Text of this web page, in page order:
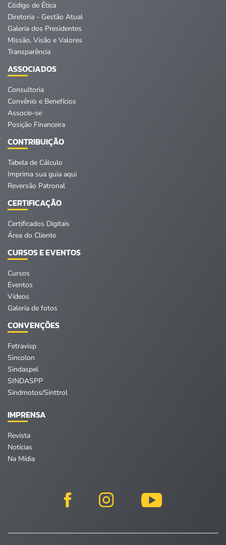
Código de Ética
Diretoria - Gestão Atual
Galeria dos Presidentes
Missão, Visão e Valores
Transparência
ASSOCIADOS
Consultoria
Convênio e Benefícios
Associe-se
Posição Financeira
CONTRIBUIÇÃO
Tabela de Cálculo
Imprima sua guia aqui
Reversão Patronal
CERTIFICAÇÃO
Certificados Digitais
Área do Cliente
CURSOS E EVENTOS
Cursos
Eventos
Vídeos
Galeria de fotos
CONVENÇÕES
Fetravisp
Sincolon
Sindaspel
SINDASPP
Sindmotos/Sinttrol
IMPRENSA
Revista
Notícias
Na Mídia